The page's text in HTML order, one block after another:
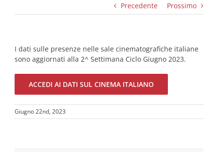
Precedente Prossimo
I dati sulle presenze nelle sale cinematografiche italiane
sono aggiornati alla 2^ Settimana Ciclo Giugno 2023.
ACCEDI AI DATI SUL CINEMA ITALIANO
Giugno 22nd, 2023